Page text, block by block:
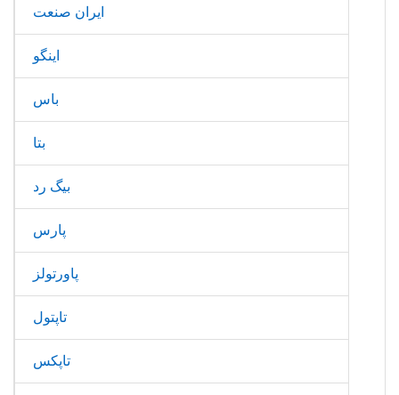
ایران صنعت
اینگو
باس
بتا
بیگ رد
پارس
پاورتولز
تاپتول
تاپکس